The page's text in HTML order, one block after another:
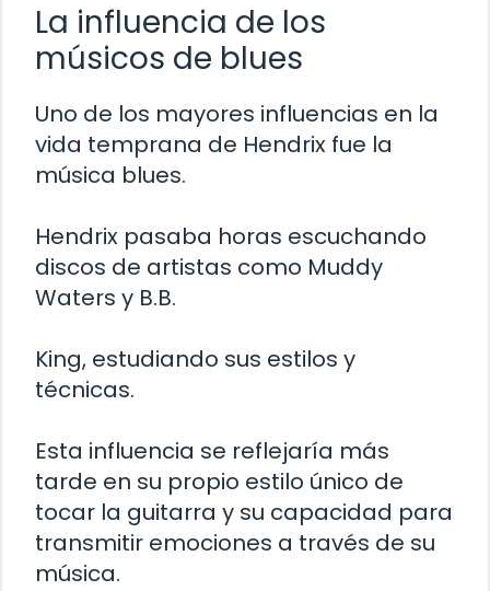
La influencia de los
músicos de blues
Uno de los mayores influencias en la
vida temprana de Hendrix fue la
música blues.
Hendrix pasaba horas escuchando
discos de artistas como Muddy
Waters y B.B.
King, estudiando sus estilos y
técnicas.
Esta influencia se reflejaría más
tarde en su propio estilo único de
tocar la guitarra y su capacidad para
transmitir emociones a través de su
música.